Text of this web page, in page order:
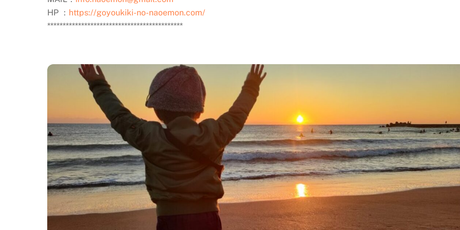
HP ： https://goyoukiki-no-naoemon.com/
********************************************